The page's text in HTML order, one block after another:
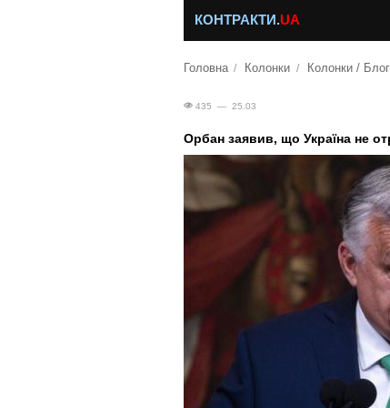
КОНТРАКТИ.UA
Головна Колонки Колонки /
435 — 25.03
Орбан заявив, що Україна не